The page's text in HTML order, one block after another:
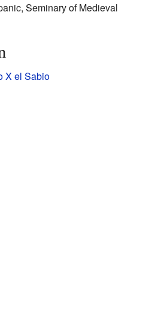
Seminary of Medieval
X el Sabio